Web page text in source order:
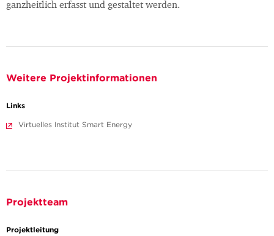
ganzheitlich erfasst und gestaltet werden.
Weitere Projektinformationen
Links
Virtuelles Institut Smart Energy
Projektteam
Projektleitung